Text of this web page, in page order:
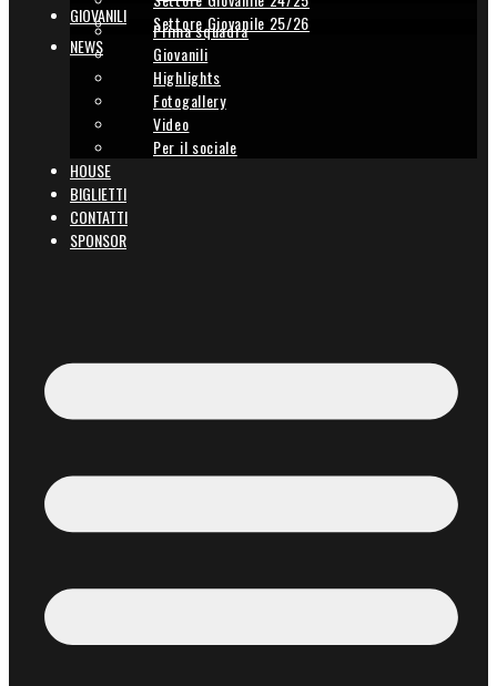
GIOVANILI
Settore Giovanile 25/26
NEWS
Prima squadra
Giovanili
Highlights
Fotogallery
Video
Per il sociale
HOUSE
BIGLIETTI
CONTATTI
SPONSOR